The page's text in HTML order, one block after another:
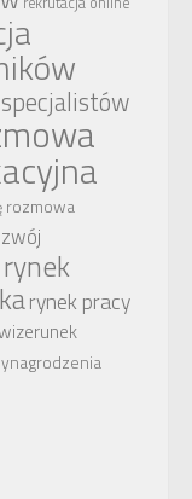
rozmowa
rynek
rynek pracy